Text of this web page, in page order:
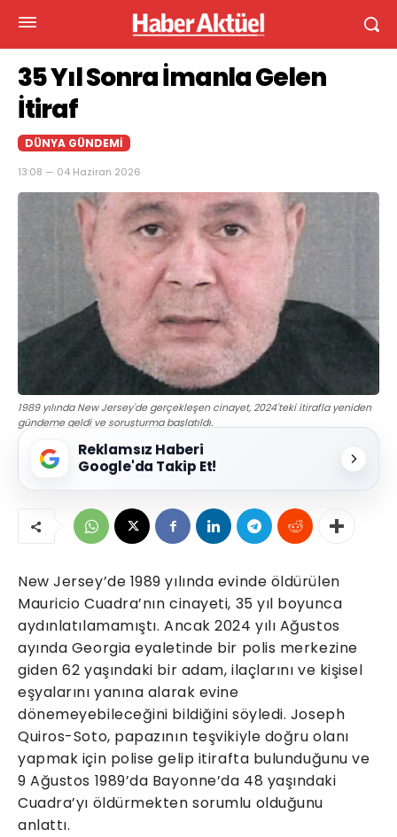
35 Yıl Sonra İmanla Gelen
İtiraf
DÜNYA GÜNDEMI
13:08 — 04 Haziran 2026
1989 yılında New Jersey'de gerçekleşen cinayet, 2024'teki itirafla yeniden
gündeme geldi ve soruşturma başlatıldı.
Reklamsız Haberi
Google'da Takip Et!
New Jersey’de 1989 yılında evinde öldürülen
Mauricio Cuadra’nın cinayeti, 35 yıl boyunca
aydınlatılamamıştı. Ancak 2024 yılı Ağustos
ayında Georgia eyaletinde bir polis merkezine
giden 62 yaşındaki bir adam, ilaçlarını ve kişisel
eşyalarını yanına alarak evine
dönemeyebileceğini bildiğini söyledi. Joseph
Quiros-Soto, papazının teşvikiyle doğru olanı
yapmak için polise gelip itirafta bulunduğunu ve
9 Ağustos 1989’da Bayonne’da 48 yaşındaki
Cuadra’yı öldürmekten sorumlu olduğunu
anlattı.